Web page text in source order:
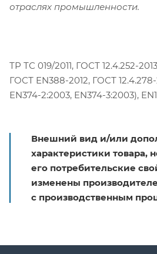
отраслях промышленности.
ТР ТС 019/2011, ГОСТ 12.4.252-
ГОСТ EN388-2012, ГОСТ 12.4.278-
EN374-2:2003, EN374-3:2003),
Внешний вид и/или
характеристики товара,
его потребительские
изменены
с производственным